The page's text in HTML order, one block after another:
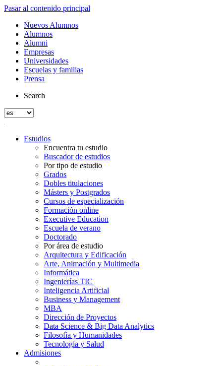
Pasar al contenido principal
Nuevos Alumnos
Alumnos
Alumni
Empresas
Universidades
Escuelas y familias
Prensa
Search
Estudios
Encuentra tu estudio
Buscador de estudios
Por tipo de estudio
Grados
Dobles titulaciones
Másters y Postgrados
Cursos de especialización
Formación online
Executive Education
Escuela de verano
Doctorado
Por área de estudio
Arquitectura y Edificación
Arte, Animación y Multimedia
Informática
Ingenierías TIC
Inteligencia Artificial
Business y Management
MBA
Dirección de Proyectos
Data Science & Big Data Analytics
Filosofía y Humanidades
Tecnología y Salud
Admisiones